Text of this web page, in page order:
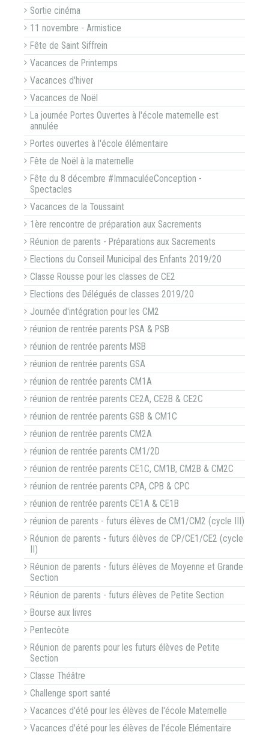
Sortie cinéma
11 novembre - Armistice
Fête de Saint Siffrein
Vacances de Printemps
Vacances d'hiver
Vacances de Noël
La journée Portes Ouvertes à l'école maternelle est
annulée
Portes ouvertes à l'école élémentaire
Fête de Noël à la maternelle
Fête du 8 décembre #ImmaculéeConception -
Spectacles
Vacances de la Toussaint
1ère rencontre de préparation aux Sacrements
Réunion de parents - Préparations aux Sacrements
Elections du Conseil Municipal des Enfants 2019/20
Classe Rousse pour les classes de CE2
Elections des Délégués de classes 2019/20
Journée d'intégration pour les CM2
réunion de rentrée parents PSA & PSB
réunion de rentrée parents MSB
réunion de rentrée parents GSA
réunion de rentrée parents CM1A
réunion de rentrée parents CE2A, CE2B & CE2C
réunion de rentrée parents GSB & CM1C
réunion de rentrée parents CM2A
réunion de rentrée parents CM1/2D
réunion de rentrée parents CE1C, CM1B, CM2B & CM2C
réunion de rentrée parents CPA, CPB & CPC
réunion de rentrée parents CE1A & CE1B
réunion de parents - futurs élèves de CM1/CM2 (cycle III)
Réunion de parents - futurs élèves de CP/CE1/CE2 (cycle
II)
Réunion de parents - futurs élèves de Moyenne et Grande
Section
Réunion de parents - futurs élèves de Petite Section
Bourse aux livres
Pentecôte
Réunion de parents pour les futurs élèves de Petite
Section
Classe Théâtre
Challenge sport santé
Vacances d'été pour les élèves de l'école Maternelle
Vacances d'été pour les élèves de l'école Elémentaire